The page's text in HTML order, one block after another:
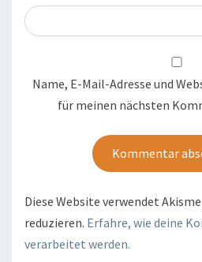
Name, E-Mail-Adresse und
für meinen nächsten
Diese Website verwendet
reduzieren. Erfahre, wie deine
verarbeitet werden.